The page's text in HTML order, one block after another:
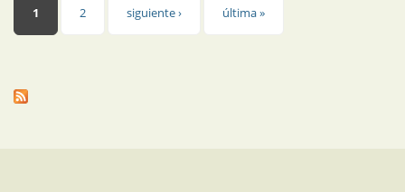
Páginas
1 2 siguiente › última »